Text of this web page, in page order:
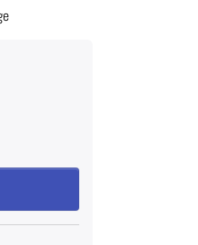
ARToptions Rouge zu 6,90 €,